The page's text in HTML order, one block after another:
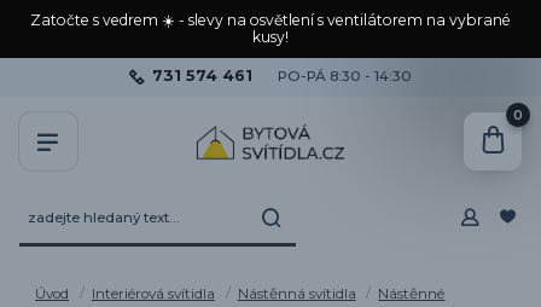
Zatočte s vedrem ☀️ - slevy na osvětlení s ventilátorem na vybrané
kusy!
731 574 461 PO-PÁ 8:30 - 14:30
0
Úvod Interiérová svítidla Nástěnná svítidla
Nástěnné